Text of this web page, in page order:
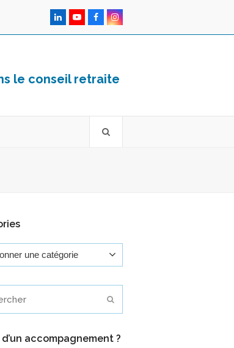
LinkedInYouTubeFacebookInstagram
le conseil retraite
accompagnement ?